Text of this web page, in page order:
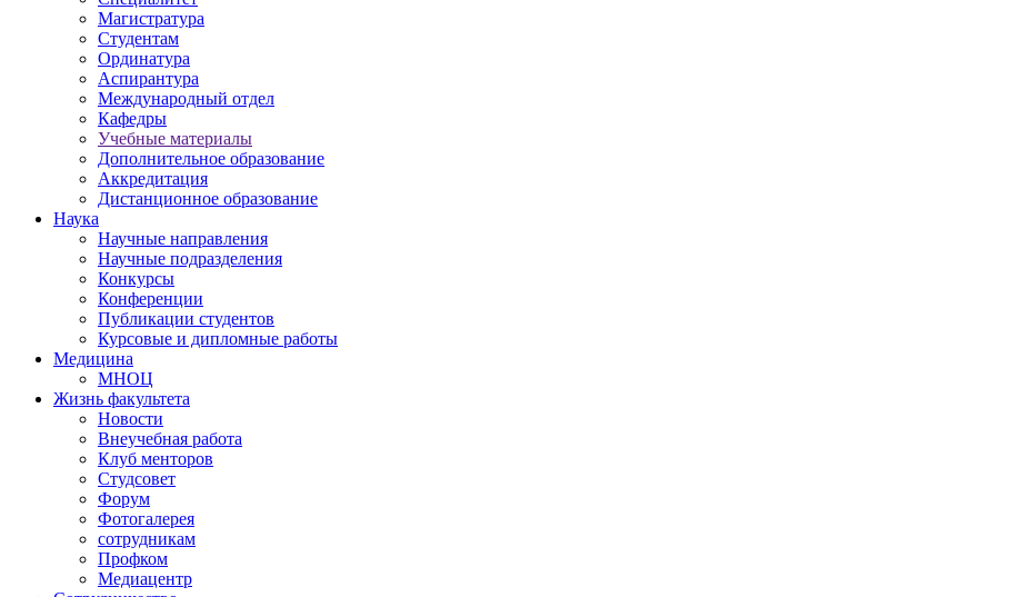
Магистратура
Студентам
Ординатура
Аспирантура
Международный отдел
Кафедры
Учебные материалы
Дополнительное образование
Аккредитация
Дистанционное образование
Наука
Научные направления
Научные подразделения
Конкурсы
Конференции
Публикации студентов
Курсовые и дипломные работы
Медицина
МНОЦ
Жизнь факультета
Новости
Внеучебная работа
Клуб менторов
Студсовет
Форум
Фотогалерея
сотрудникам
Профком
Медиацентр